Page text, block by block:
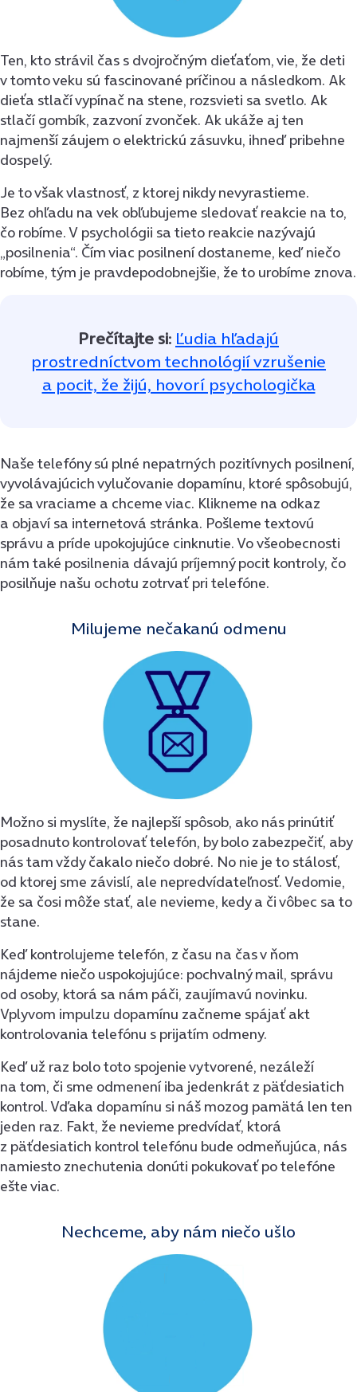
Ten, kto strávil čas s dvojročným dieťaťom, vie, že deti
v tomto veku sú fascinované príčinou a následkom. Ak
dieťa stlačí vypínač na stene, rozsvieti sa svetlo. Ak
stlačí gombík, zazvoní zvonček. Ak ukáže aj ten
najmenší záujem o elektrickú zásuvku, ihneď pribehne
dospelý.
Je to však vlastnosť, z ktorej nikdy nevyrastieme.
Bez ohľadu na vek obľubujeme sledovať reakcie na to,
čo robíme. V psychológii sa tieto reakcie nazývajú
„posilnenia“. Čím viac posilnení dostaneme, keď niečo
robíme, tým je pravdepodobnejšie, že to urobíme znova.
Prečítajte si: Ľudia hľadajú
prostredníctvom technológií vzrušenie
a pocit, že žijú, hovorí psychologička
Naše telefóny sú plné nepatrných pozitívnych posilnení,
vyvolávajúcich vylučovanie dopamínu, ktoré spôsobujú,
že sa vraciame a chceme viac. Klikneme na odkaz
a objaví sa internetová stránka. Pošleme textovú
správu a príde upokojujúce cinknutie. Vo všeobecnosti
nám také posilnenia dávajú príjemný pocit kontroly, čo
posilňuje našu ochotu zotrvať pri telefóne.
Milujeme nečakanú odmenu
Možno si myslíte, že najlepší spôsob, ako nás prinútiť
posadnuto kontrolovať telefón, by bolo zabezpečiť, aby
nás tam vždy čakalo niečo dobré. No nie je to stálosť,
od ktorej sme závislí, ale nepredvídateľnosť. Vedomie,
že sa čosi môže stať, ale nevieme, kedy a či vôbec sa to
stane.
Keď kontrolujeme telefón, z času na čas v ňom
nájdeme niečo uspokojujúce: pochvalný mail, správu
od osoby, ktorá sa nám páči, zaujímavú novinku.
Vplyvom impulzu dopamínu začneme spájať akt
kontrolovania telefónu s prijatím odmeny.
Keď už raz bolo toto spojenie vytvorené, nezáleží
na tom, či sme odmenení iba jedenkrát z päťdesiatich
kontrol. Vďaka dopamínu si náš mozog pamätá len ten
jeden raz. Fakt, že nevieme predvídať, ktorá
z päťdesiatich kontrol telefónu bude odmeňujúca, nás
namiesto znechutenia donúti pokukovať po telefóne
ešte viac.
Nechceme, aby nám niečo ušlo